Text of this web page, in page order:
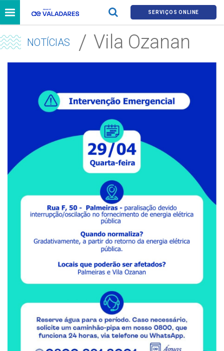
SERVIÇOS ONLINE
NOTÍCIAS Vila Ozanan